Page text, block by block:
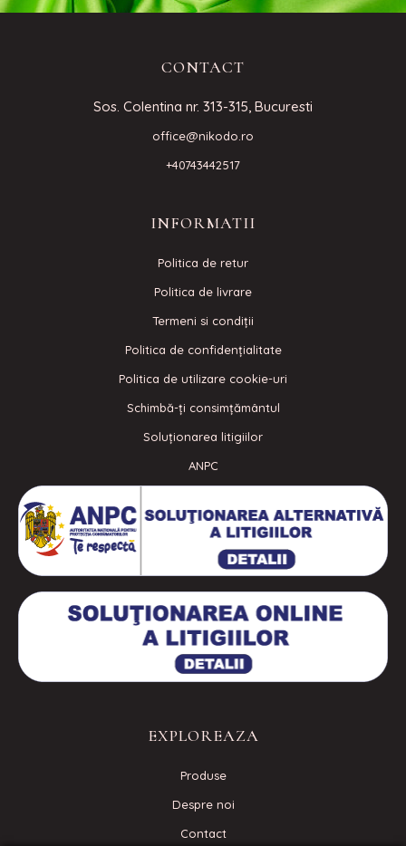
CONTACT
Sos. Colentina nr. 313-315, Bucuresti
office@nikodo.ro
+40743442517
INFORMATII
Politica de retur
Politica de livrare
Termeni si condiţii
Politica de confidenţialitate
Politica de utilizare cookie-uri
Schimbă-ți consimțământul
Soluționarea litigiilor
ANPC
EXPLOREAZA
Produse
Despre noi
Contact